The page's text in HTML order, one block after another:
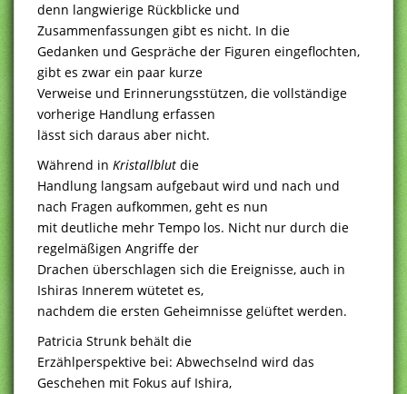
denn langwierige Rückblicke und
Zusammenfassungen gibt es nicht. In die
Gedanken und Gespräche der Figuren eingeflochten,
gibt es zwar ein paar kurze
Verweise und Erinnerungsstützen, die vollständige
vorherige Handlung erfassen
lässt sich daraus aber nicht.
Während in Kristallblut die
Handlung langsam aufgebaut wird und nach und
nach Fragen aufkommen, geht es nun
mit deutliche mehr Tempo los. Nicht nur durch die
regelmäßigen Angriffe der
Drachen überschlagen sich die Ereignisse, auch in
Ishiras Innerem wütetet es,
nachdem die ersten Geheimnisse gelüftet werden.
Patricia Strunk behält die
Erzählperspektive bei: Abwechselnd wird das
Geschehen mit Fokus auf Ishira,